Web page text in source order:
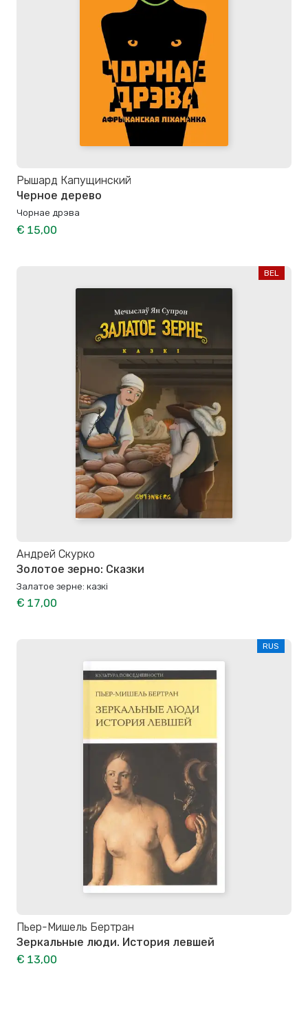
Рышард Капущинский
Черное дерево
Чорнае дрэва
€ 15,00
BEL
Андрей Скурко
Золотое зерно: Сказки
Залатое зерне: казкі
€ 17,00
RUS
Пьер-Мишель Бертран
Зеркальные люди. История левшей
€ 13,00